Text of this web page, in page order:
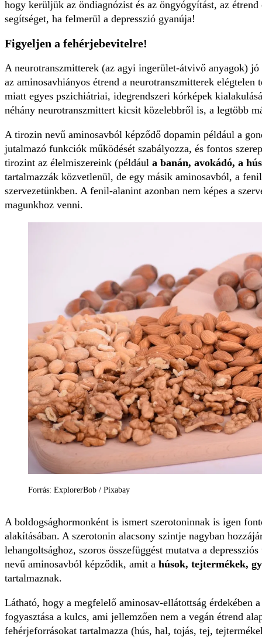
hogy kerüljük az öndiagnózist és az öngyógyítást, az
segítséget, ha felmerül a depresszió gyanúja!
Figyeljen a fehérjebevitelre!
A neurotranszmitterek (az agyi ingerület-átvivő anyagok)
az aminosavhiányos étrend a neurotranszmitterek elégtelen
miatt egyes pszichiátriai, idegrendszeri kórképek
néhány neurotranszmittert kicsit közelebbről is, a legtöbb
A tirozin nevű aminosavból képződő dopamin például a
jutalmazó funkciók működését szabályozza, és fontos
tirozint az élelmiszereink (például a banán, avokádó, a
tartalmazzák közvetlenül, de egy másik aminosavból, a
szervezetünkben. A fenil-alanint azonban nem képes a
magunkhoz venni.
Forrás: ExplorerBob / Pixabay
A boldogsághormonként is ismert szerotoninnak is igen
alakításában. A szerotonin alacsony szintje nagyban
lehangoltsághoz, szoros összefüggést mutatva a
nevű aminosavból képződik, amit a húsok, tejtermékek,
tartalmaznak.
Látható, hogy a megfelelő aminosav-ellátottság érdekében
fogyasztása a kulcs, ami jellemzően nem a vegán étrend
fehérjeforrásokat tartalmazza (hús, hal, tojás, tej,